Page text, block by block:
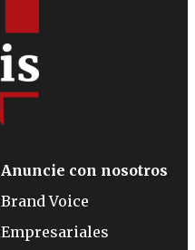
Anuncie con nosotros
Brand Voice
Empresariales